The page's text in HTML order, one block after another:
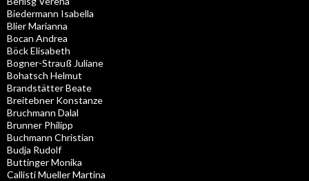
Biedermann Isabella
Blier Marianna
Bocan Andrea
Böck Elisabeth
Bogner-Strauß Juliane
Bohatsch Helmut
Brandstätter Beate
Breitebner Konstanze
Bruchmann Dalal
Brunner Philipp
Buchmann Christian
Budja Rudolf
Buttinger Monika
Callisti Mueller Martina